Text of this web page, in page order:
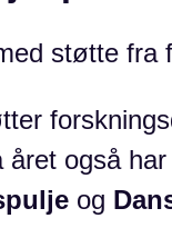
støtte fra
året også
og